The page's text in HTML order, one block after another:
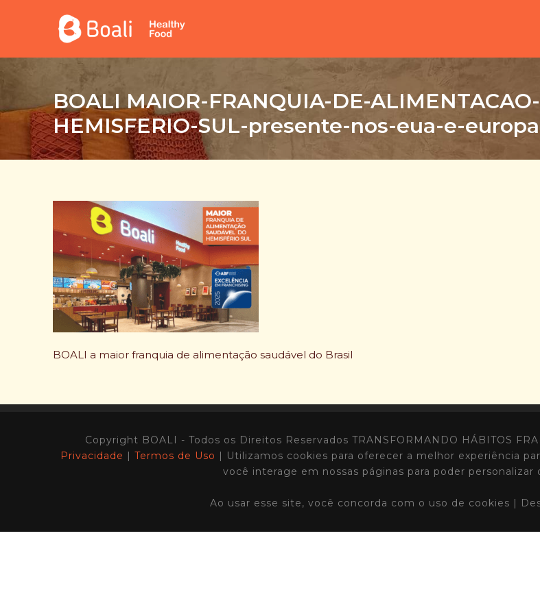
BOALI MAIOR-FRANQUIA-DE-
HEMISFERIO-SUL-presente-nos-eua-e-europa
BOALI a maior franquia de alimentação saudável do Brasil
Copyright BOALI - Todos os Direitos Reservados TRANSFORMANDO HÁBITOS
Privacidade | Termos de Uso | Utilizamos cookies para oferecer a melhor experiência
você interage em nossas páginas para poder
Ao usar esse site, você concorda com o uso de cookies |